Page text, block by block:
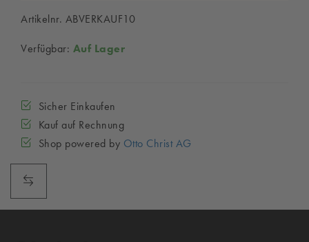
Artikelnr. ABVERKAUF10
Verfügbar: Auf Lager
Sicher Einkaufen
Kauf auf Rechnung
Shop powered by Otto Christ AG